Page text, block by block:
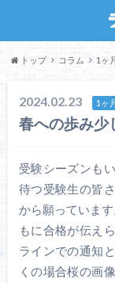
トップ コラム 1ヶ
2024.02.23 1ヶ
春への歩み少
受験シーズンも
待つ受験生の皆
から願っていま
もに合格が伝え
ラインでの通知
くの場合桜の画